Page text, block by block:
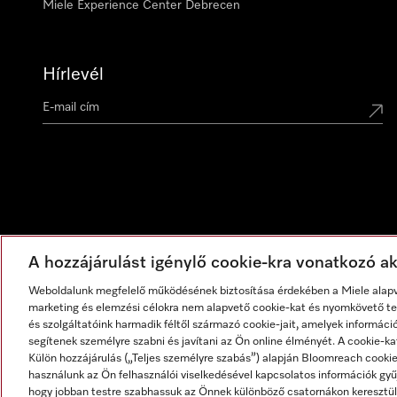
Miele Experience Center Debrecen
Hírlevél
A hozzájárulást igénylő cookie-kra vonatkozó
Weboldalunk megfelelő működésének biztosítása érdekében a Miele
marketing és elemzési célokra nem alapvető cookie-kat és nyomkövető
és szolgáltatóink harmadik féltől származó cookie-jait, amelyek
segítenek személyre szabni és javítani az Ön online élményét. A cookie-
Külön hozzájárulás („Teljes személyre szabás”) alapján Bloomreach
használunk az Ön felhasználói viselkedésével kapcsolatos információk
hogy jobban testre szabhassuk az Önnek különböző csatornákon